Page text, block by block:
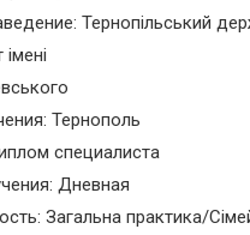
Тернопільський
Тернополь
специалиста
Дневная
Загальна практика/